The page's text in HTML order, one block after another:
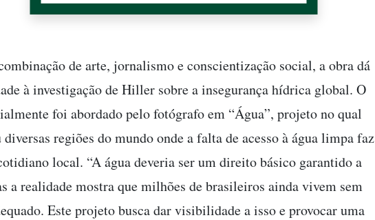
de arte, jornalismo e conscientização social, a obra dá
à investigação de Hiller sobre a insegurança hídrica global. O
foi abordado pelo fotógrafo em “Água”, projeto no qual
regiões do mundo onde a falta de acesso à água limpa faz
local. “A água deveria ser um direito básico garantido a
a realidade mostra que milhões de brasileiros ainda vivem sem
Este projeto busca dar visibilidade a isso e provocar uma